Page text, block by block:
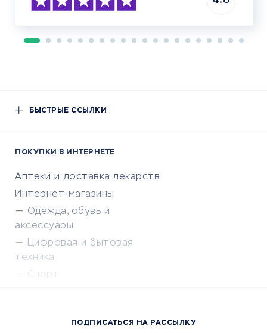
БЫСТРЫЕ ССЫЛКИ
ПОКУПКИ В ИНТЕРНЕТЕ
Аптеки и доставка лекарств
Интернет-магазины
Одежда, обувь и
аксессуары
Цифровая и бытовая
техника
Спорт
Сервисы доставкиПОДПИСАТЬСЯ НА РАССЫЛКУ